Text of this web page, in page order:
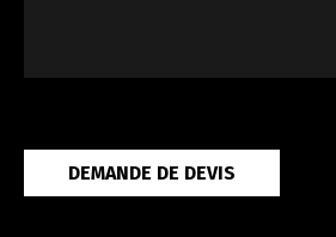
DEMANDE DE DEVIS